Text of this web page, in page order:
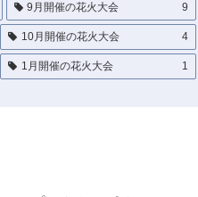
9月開催の花火大会 9
10月開催の花火大会 4
1月開催の花火大会 1